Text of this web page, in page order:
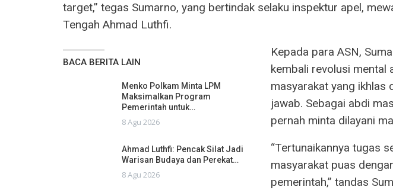
target,” tegas Sumarno, yang bertindak selaku inspektur apel,
Tengah Ahmad Luthfi.
BACA BERITA LAIN
Menko Polkam Minta LPM
Maksimalkan Program
Pemerintah untuk…
8 Agu 2026
Ahmad Luthfi: Pencak Silat Jadi
Warisan Budaya dan Perekat…
8 Agu 2026
Kepada para ASN,
kembali revolusi mental
masyarakat yang ikhlas
jawab. Sebagai abdi
pernah minta dilayani
“Tertunaikannya tugas
masyarakat puas
pemerintah,” tandas